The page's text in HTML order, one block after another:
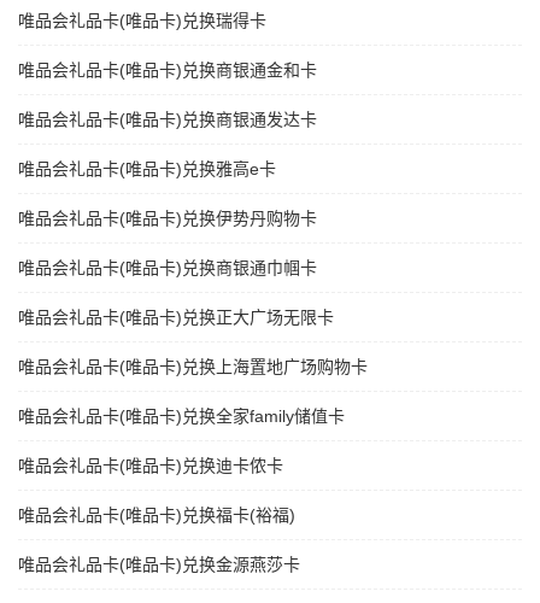
唯品会礼品卡(唯品卡)兑换瑞得卡
唯品会礼品卡(唯品卡)兑换商银通金和卡
唯品会礼品卡(唯品卡)兑换商银通发达卡
唯品会礼品卡(唯品卡)兑换雅高e卡
唯品会礼品卡(唯品卡)兑换伊势丹购物卡
唯品会礼品卡(唯品卡)兑换商银通巾帼卡
唯品会礼品卡(唯品卡)兑换正大广场无限卡
唯品会礼品卡(唯品卡)兑换上海置地广场购物卡
唯品会礼品卡(唯品卡)兑换全家family储值卡
唯品会礼品卡(唯品卡)兑换迪卡侬卡
唯品会礼品卡(唯品卡)兑换福卡(裕福)
唯品会礼品卡(唯品卡)兑换金源燕莎卡